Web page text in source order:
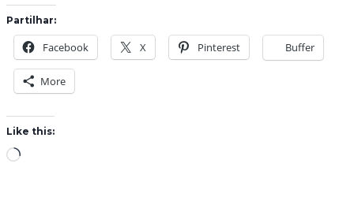
Partilhar:
Facebook X Pinterest Buffer
More
Like this:
L